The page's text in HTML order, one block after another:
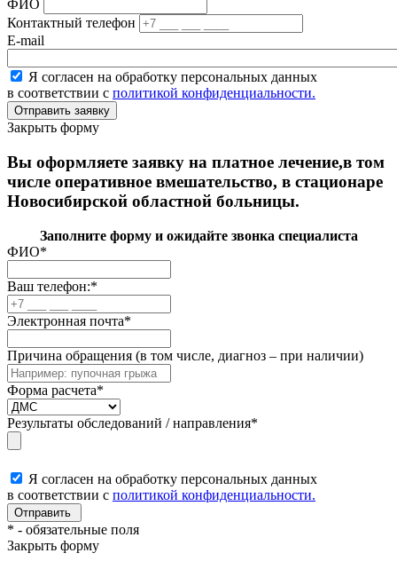
ФИО
Контактный телефон
E-mail
Я согласен на обработку персональных данных
в соответствии с политикой конфиденциальности.
Закрыть форму
Вы оформляете заявку на платное лечение,в том
числе оперативное вмешательство, в стационаре
Новосибирской областной больницы.
Заполните форму и ожидайте звонка специалиста
ФИО*
Ваш телефон:*
Электронная почта*
Причина обращения (в том числе, диагноз – при наличии)
Форма расчета*
Результаты обследований / направления*
Я согласен на обработку персональных данных
в соответствии с политикой конфиденциальности.
* - обязательные поля
Закрыть форму